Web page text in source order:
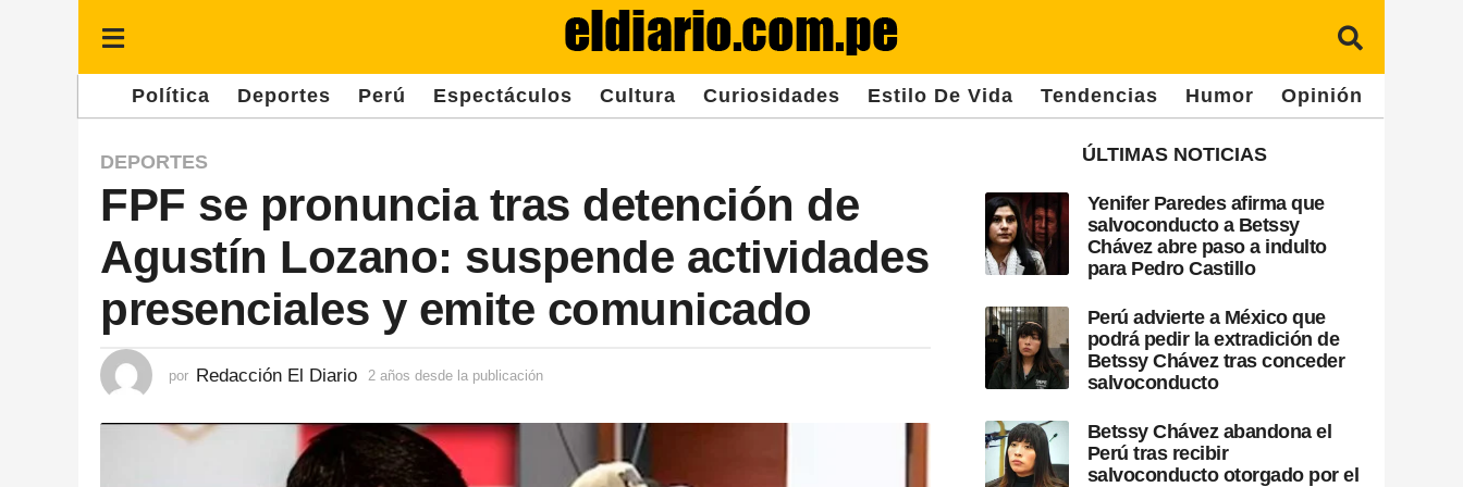
Política Deportes Perú Espectáculos Cultura Curiosidades Estilo De Vida Tendencias Humor Opinión
2
a
ñ
o
d
e
s
d
DEPORTES
FPF se pronuncia tras detención de
Agustín Lozano: suspende actividades
presenciales y emite comunicado
por Redacción El Diario 2 años desde la publicación
ÚLTIMAS NOTICIAS
Yenifer Paredes afirma que
salvoconducto a Betssy
Chávez abre paso a indulto
para Pedro Castillo
Perú advierte a México que
podrá pedir la extradición de
Betssy Chávez tras conceder
salvoconducto
Betssy Chávez abandona el
Perú tras recibir
salvoconducto otorgado por el